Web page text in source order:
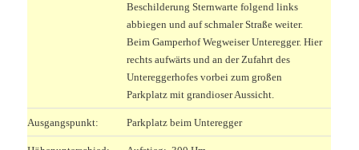
Beschilderung Sternwarte folgend links
abbiegen und auf schmaler Straße weiter.
Beim Gamperhof Wegweiser Unteregger. Hier
rechts aufwärts und an der Zufahrt des
Untereggerhofes vorbei zum großen
Parkplatz mit grandioser Aussicht.
Ausgangspunkt: Parkplatz beim Unteregger